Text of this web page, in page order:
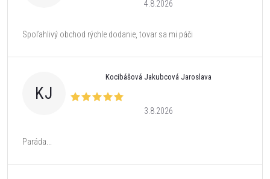
4.8.2026
Spoľahlivý obchod rýchle dodanie, tovar sa mi páči
KJ
Kocibášová Jakubcová Jaroslava
3.8.2026
Paráda...